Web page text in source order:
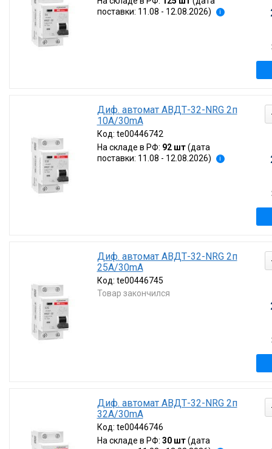
поставки: 11.08 - 12.08.2026)
i
Диф. автомат АВДТ-32-NRG 2п
10А/30mA
Код: te00446742
На складе в РФ: 92 шт (дата
поставки: 11.08 - 12.08.2026)
i
Диф. автомат АВДТ-32-NRG 2п
25А/30mA
Код: te00446745
Товар закончился
Диф. автомат АВДТ-32-NRG 2п
32А/30mA
Код: te00446746
На складе в РФ: 30 шт (дата